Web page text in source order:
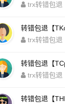
trx转错包退
trx转错包退
trx转错包退